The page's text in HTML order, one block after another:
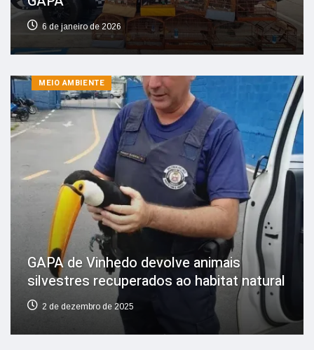
6 de janeiro de 2026
MEIO AMBIENTE
GAPA de Vinhedo devolve animais
silvestres recuperados ao habitat natural
2 de dezembro de 2025